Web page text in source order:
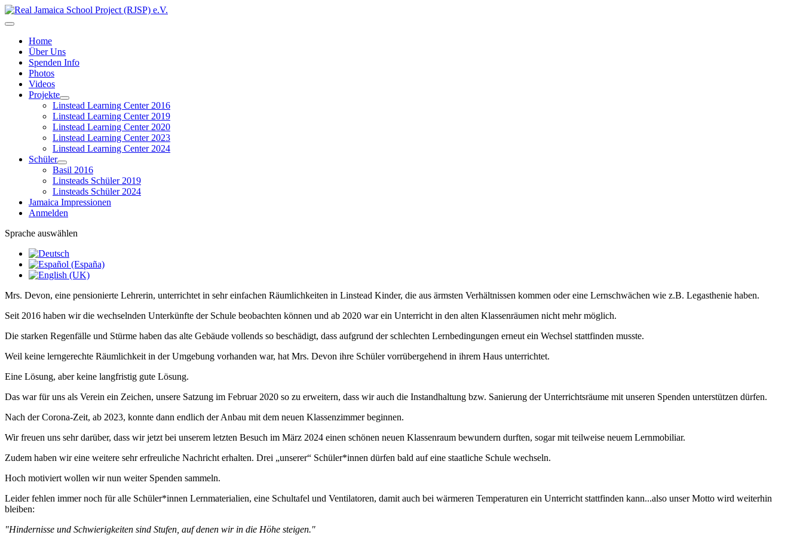
Home
Über Uns
Spenden Info
Photos
Videos
Projekte
Linstead Learning Center 2016
Linstead Learning Center 2019
Linstead Learning Center 2020
Linstead Learning Center 2023
Linstead Learning Center 2024
Schüler
Basil 2016
Linsteads Schüler 2019
Linsteads Schüler 2024
Jamaica Impressionen
Anmelden
Sprache auswählen
Mrs. Devon, eine pensionierte Lehrerin, unterrichtet in sehr einfachen Räumlichkeiten in Linstead Kinder, die aus ärmsten Verhältnissen kommen oder eine Lernschwächen wie z.B. Legasthenie haben.
Seit 2016 haben wir die wechselnden Unterkünfte der Schule beobachten können und ab 2020 war ein Unterricht in den alten Klassenräumen nicht mehr möglich.
Die starken Regenfälle und Stürme haben das alte Gebäude vollends so beschädigt, dass aufgrund der schlechten Lernbedingungen erneut ein Wechsel stattfinden musste.
Weil keine lerngerechte Räumlichkeit in der Umgebung vorhanden war, hat Mrs. Devon ihre Schüler vorrübergehend in ihrem Haus unterrichtet.
Eine Lösung, aber keine langfristig gute Lösung.
Das war für uns als Verein ein Zeichen, unsere Satzung im Februar 2020 so zu erweitern, dass wir auch die Instandhaltung bzw. Sanierung der Unterrichtsräume mit unseren Spenden unterstützen dürfen.
Nach der Corona-Zeit, ab 2023, konnte dann endlich der Anbau mit dem neuen Klassenzimmer beginnen.
Wir freuen uns sehr darüber, dass wir jetzt bei unserem letzten Besuch im März 2024 einen schönen neuen Klassenraum bewundern durften, sogar mit teilweise neuem Lernmobiliar.
Zudem haben wir eine weitere sehr erfreuliche Nachricht erhalten. Drei „unserer“ Schüler*innen dürfen bald auf eine staatliche Schule wechseln.
Hoch motiviert wollen wir nun weiter Spenden sammeln.
Leider fehlen immer noch für alle Schüler*innen Lernmaterialien, eine Schultafel und Ventilatoren, damit auch bei wärmeren Temperaturen ein Unterricht stattfinden kann...also unser Motto wird weiterhin
bleiben:
"Hindernisse und Schwierigkeiten sind Stufen, auf denen wir in die Höhe steigen."